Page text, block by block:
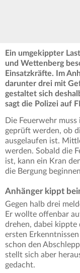
Ein umgekippter
und Wettenberg
Einsatzkräfte. Im
darunter drei mit
gestaltet sich
sagt die Polizei auf
Die Feuerwehr
geprüft werden, ob
ausgelaufen ist.
werden. Sobald die
ist, kann ein Kran
die Bergung
Anhänger kippt
Gegen halb drei
Er wollte offenbar
drehen, dabei kippte
ersten
schon den
stellt sich aber
gedacht.